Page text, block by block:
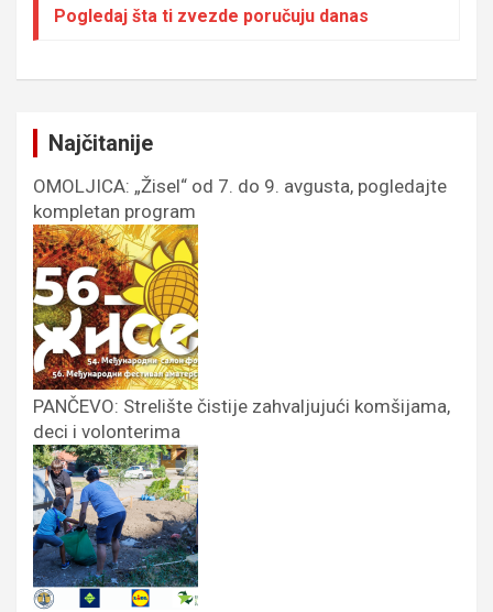
Pogledaj šta ti zvezde poručuju danas
Najčitanije
OMOLJICA: „Žisel“ od 7. do 9. avgusta, pogledajte
kompletan program
PANČEVO: Strelište čistije zahvaljujući komšijama,
deci i volonterima